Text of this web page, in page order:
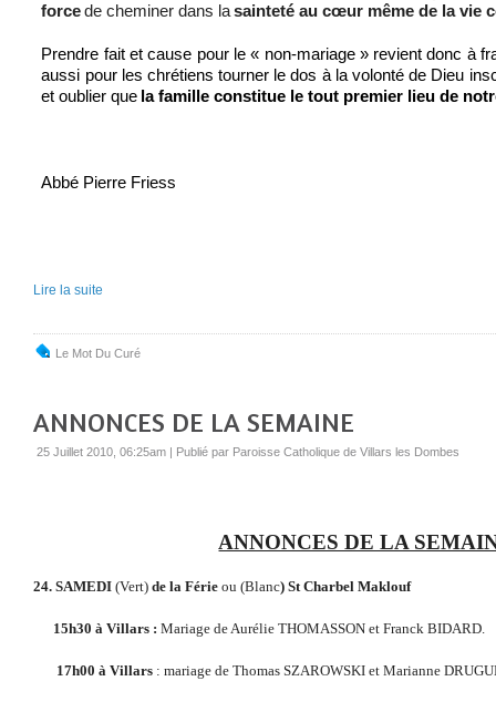
force de cheminer dans la sainteté au cœur même de la vie
Prendre fait et cause pour le « non-mariage » revient donc à
aussi pour les chrétiens tourner le dos à la volonté de Dieu
et oublier que la famille constitue le tout premier lieu de
Abbé Pierre Friess
Lire la suite
Le Mot Du Curé
ANNONCES DE LA SEMAINE
25 Juillet 2010, 06:25am | Publié par Paroisse Catholique de Villars les Dombes
ANNONCES DE LA
24. SAMEDI (Vert) de la Férie ou (Blanc) St Charbel Maklouf
15h30 à Villars : Mariage de Aurélie THOMASSON et Franck BIDARD.
17h00 à Villars : mariage de Thomas SZAROWSKI et Marianne